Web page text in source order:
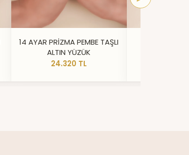
14 AYAR PRİZMA PEMBE TAŞLI
ALTIN YÜZÜK
24.320 TL